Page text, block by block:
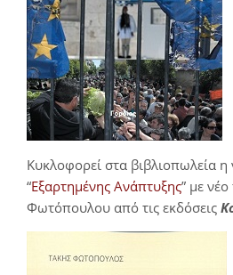
Κυκλοφορεί στα βιβλιοπωλεία
“Εξαρτημένης Ανάπτυξης” με
Φωτόπουλου από τις εκδόσεις